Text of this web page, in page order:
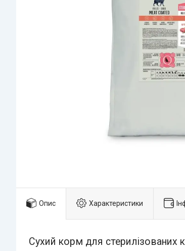
Опис Характеристики
Сухий корм для стерилізованих